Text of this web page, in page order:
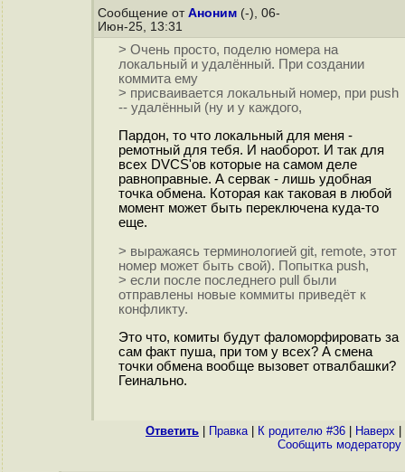
Сообщение от Аноним (-), 06-
Июн-25, 13:31
> Очень просто, поделю номера на
локальный и удалённый. При создании
коммита ему
> присваивается локальный номер, при push
-- удалённый (ну и у каждого,
Пардон, то что локальный для меня -
ремотный для тебя. И наоборот. И так для
всех DVCS'ов которые на самом деле
равноправные. А сервак - лишь удобная
точка обмена. Которая как таковая в любой
момент может быть переключена куда-то
еще.
> выражаясь терминологией git, remote, этот
номер может быть свой). Попытка push,
> если после последнего pull были
отправлены новые коммиты приведёт к
конфликту.
Это что, комиты будут фаломорфировать за
сам факт пуша, при том у всех? А смена
точки обмена вообще вызовет отвалбашки?
Геинально.
Ответить Правка| К родителю #36 Наверх
Cообщить модератору